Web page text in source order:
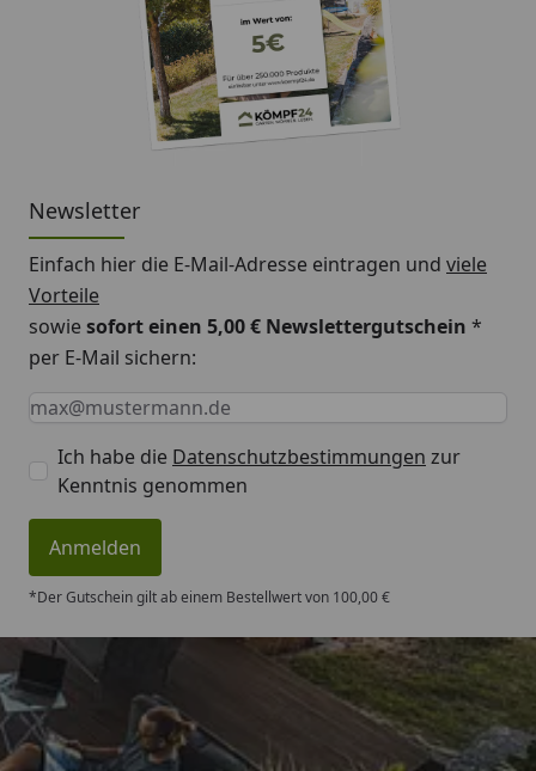
Newsletter
Einfach hier die E-Mail-Adresse eintragen und viele
Vorteile
sowiesofort einen 5,00 € Newslettergutschein *
per E-Mail sichern:
Keine Eingabe erforderlich
Eingabe erforderlich
E-Mail *
Ich habe die Datenschutzbestimmungen zur
Kenntnis genommen
Anmelden
*Der Gutschein gilt ab einem Bestellwert von 100,00 €
Trusted Shops